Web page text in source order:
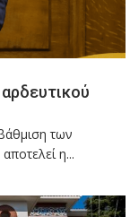
των
η...